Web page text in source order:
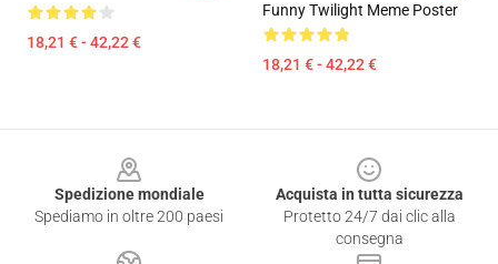
18,21 € - 42,22 €
Funny Twilight Meme Poster
18,21 € - 42,22 €
Spedizione mondiale
Spediamo in oltre 200 paesi
Acquista in tutta sicurezza
Protetto 24/7 dai clic alla
consegna